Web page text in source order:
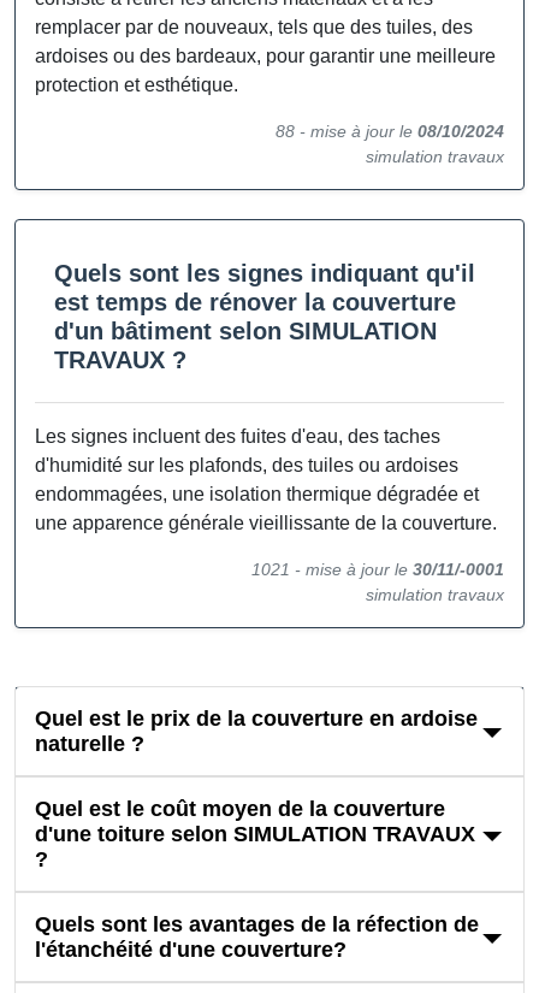
remplacer par de nouveaux, tels que des tuiles, des
ardoises ou des bardeaux, pour garantir une meilleure
protection et esthétique.
88 - mise à jour le 08/10/2024
simulation travaux
Quels sont les signes indiquant qu'il
est temps de rénover la couverture
d'un bâtiment selon SIMULATION
TRAVAUX ?
Les signes incluent des fuites d'eau, des taches
d'humidité sur les plafonds, des tuiles ou ardoises
endommagées, une isolation thermique dégradée et
une apparence générale vieillissante de la couverture.
1021 - mise à jour le 30/11/-0001
simulation travaux
Quel est le prix de la couverture en ardoise
naturelle ?
Quel est le coût moyen de la couverture
d'une toiture selon SIMULATION TRAVAUX
?
Quels sont les avantages de la réfection de
l'étanchéité d'une couverture?